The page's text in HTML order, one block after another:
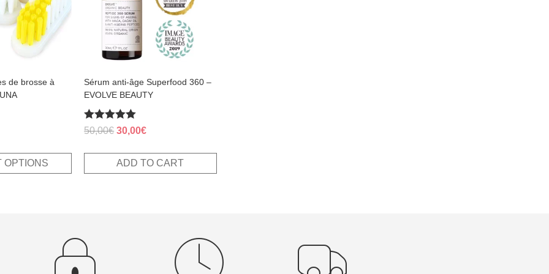
de brosse à
OPTIONS
Sérum anti-âge Superfood 360 –
EVOLVE BEAUTY
Rated
5.00
50,00€ Original
was:
50,00€.
30,00€Current
is:
30,00€.
ADD TO CART